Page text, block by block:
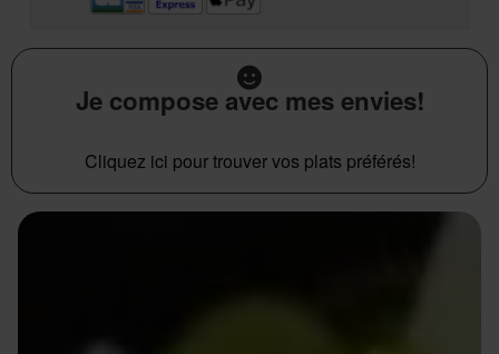
Je compose avec mes envies!
Cliquez ici pour trouver vos plats préférés!